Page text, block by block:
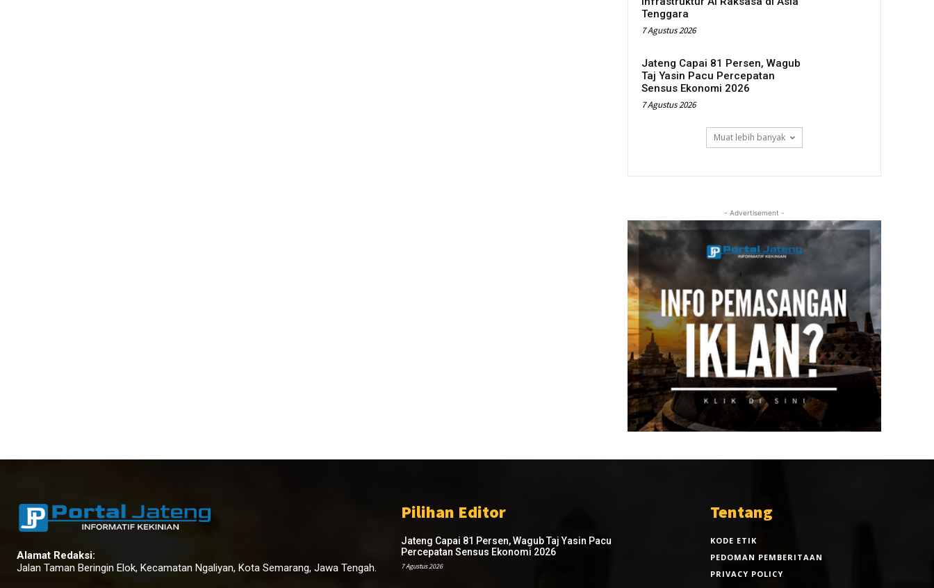
Tenggara
7 Agustus 2026
Jateng Capai 81 Persen, Wagub
Taj Yasin Pacu Percepatan
Sensus Ekonomi 2026
7 Agustus 2026
Muat lebih banyak
- Advertisement -
Alamat Redaksi:
Jalan Taman Beringin Elok, Kecamatan Ngaliyan, Kota Semarang, Jawa Tengah.
Pilihan Editor
Jateng Capai 81 Persen, Wagub Taj Yasin Pacu
Percepatan Sensus Ekonomi 2026
7 Agustus 2026
Tentang
KODE ETIK
PEDOMAN PEMBERITAAN
PRIVACY POLICY